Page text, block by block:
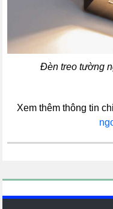
Đèn treo tường
Xem thêm thông tin